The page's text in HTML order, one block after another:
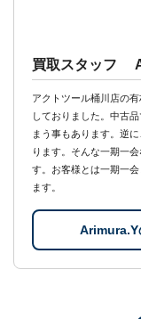
買取スタッフ
アクトツール桶川店の
しておりました。中古
まう事もあります。逆
ります。そんな一期一
す。お客様とは一期一
ます。
Arimura.Y